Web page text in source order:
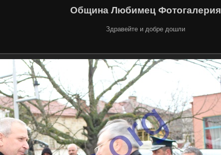
Община Любимец Фотогалерия
Здравейте и добре дошли